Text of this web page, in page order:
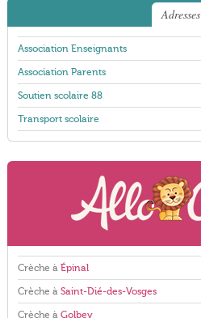
Adresses
Association Enseignants
Association Parents
Soutien scolaire 88
Transport scolaire
Crèche à Épinal
Crèche à Saint-Dié-des-Vosges
Crèche à Golbey